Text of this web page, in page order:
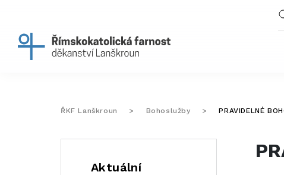
ŘKF Lanškroun > Bohoslužby > PRAVIDELNÉ
Aktuální